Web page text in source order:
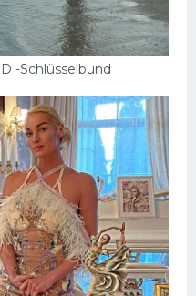
-Schlüsselbund